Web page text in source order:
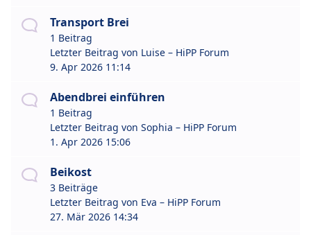
Transport Brei
1 Beitrag
Letzter Beitrag von Luise – HiPP Forum
9. Apr 2026 11:14
Abendbrei einführen
1 Beitrag
Letzter Beitrag von Sophia – HiPP Forum
1. Apr 2026 15:06
Beikost
3 Beiträge
Letzter Beitrag von Eva – HiPP Forum
27. Mär 2026 14:34